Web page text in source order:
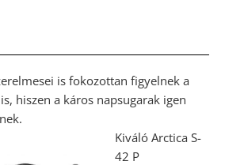
is fokozottan figyelnek a
hiszen a káros napsugarak igen
Kiváló Arctica S-
42 P